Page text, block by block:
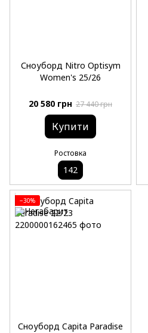
Сноуборд Nitro Optisym
Women's 25/26
20 580 грн 27 440 грн
Купити
Ростовка
142
−30%
Сноуборд Capita Paradise